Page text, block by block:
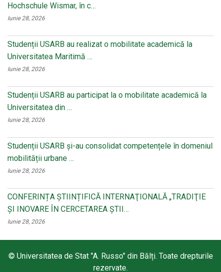
Hochschule Wismar, în c…
Iunie 28, 2026
Studenții USARB au realizat o mobilitate academică la
Universitatea Maritimă …
Iunie 28, 2026
Studenții USARB au participat la o mobilitate academică la
Universitatea din …
Iunie 28, 2026
Studenții USARB și-au consolidat competențele în domeniul
mobilității urbane …
Iunie 28, 2026
CONFERINȚA ȘTIINȚIFICĂ INTERNAŢIONALĂ „TRADIŢIE
ŞI INOVARE ÎN CERCETAREA ŞTII…
Iunie 28, 2026
© Universitatea de Stat "A. Russo" din Bălți. Toate drepturile
rezervate.